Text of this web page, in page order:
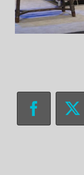
Facebook
X